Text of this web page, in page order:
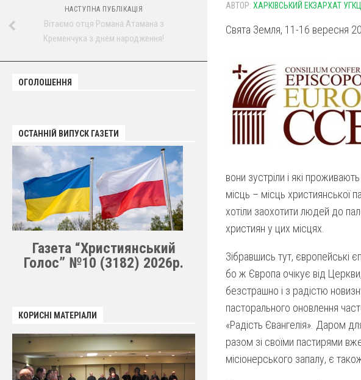
АВТОР: ХАРКІВСЬКИЙ ЕКЗАРХАТ УГКЦ
Свята Земля, 11-16 вересня
вони зустріли і які
місць – місць християнської
хотіли заохотити людей до
християн у цих місцях.
Зібравшись тут, європейські
бо ж Європа очікує від
безстрашно і з радістю
пасторального оновлення
«Радість Євангелія». Даром
разом зі своїми пастирями
місіонерського запалу, є
НАСТУПНА ПУБЛІКАЦІЯ
Вітаємо отця Романа Атамана з
Кременчука з днем народження!
ОГОЛОШЕННЯ
ОСТАННІЙ ВИПУСК ГАЗЕТИ
Газета “Християнський
Голос” №10 (3182) 2026р.
КОРИСНІ МАТЕРІАЛИ